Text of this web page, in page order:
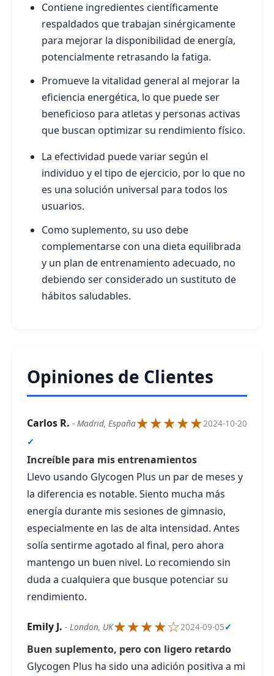
Contiene ingredientes científicamente
respaldados que trabajan sinérgicamente
para mejorar la disponibilidad de energía,
potencialmente retrasando la fatiga.
Promueve la vitalidad general al mejorar la
eficiencia energética, lo que puede ser
beneficioso para atletas y personas activas
que buscan optimizar su rendimiento físico.
La efectividad puede variar según el
individuo y el tipo de ejercicio, por lo que no
es una solución universal para todos los
usuarios.
Como suplemento, su uso debe
complementarse con una dieta equilibrada
y un plan de entrenamiento adecuado, no
debiendo ser considerado un sustituto de
hábitos saludables.
Opiniones de Clientes
Carlos R. - Madrid, España★★★★★2024-10-20
✓
Increíble para mis entrenamientos
Llevo usando Glycogen Plus un par de meses y
la diferencia es notable. Siento mucha más
energía durante mis sesiones de gimnasio,
especialmente en las de alta intensidad. Antes
solía sentirme agotado al final, pero ahora
mantengo un buen nivel. Lo recomiendo sin
duda a cualquiera que busque potenciar su
rendimiento.
Emily J. - London, UK★★★★☆2024-09-05✓
Buen suplemento, pero con ligero retardo
Glycogen Plus ha sido una adición positiva a mi